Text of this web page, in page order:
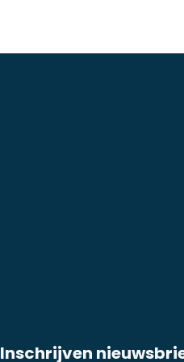
Inschrijven